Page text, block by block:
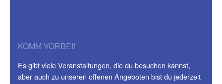
KOMM VORBEI!
Es gibt viele Veranstaltungen, die du besuchen kannst,
aber auch zu unseren offenen Angeboten bist du jederzeit